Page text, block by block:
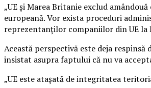
„UE şi Marea Britanie exclud
europeană. Vor exista proceduri
reprezentanţilor companiilor din UE la
Această perspectivă este deja
insistat asupra faptului că nu va
„UE este ataşată de integritatea